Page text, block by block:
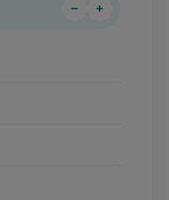
Persoon
−
Persoon
+